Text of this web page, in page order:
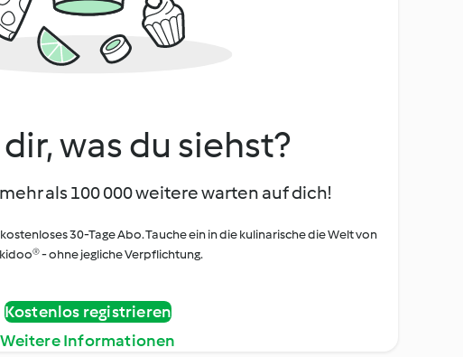
was du siehst?
als 100 000 weitere warten auf dich!
30-Tage Abo. Tauche ein in die kulinarische die Welt von
- ohne jegliche Verpflichtung.
Kostenlos registrieren
Weitere Informationen